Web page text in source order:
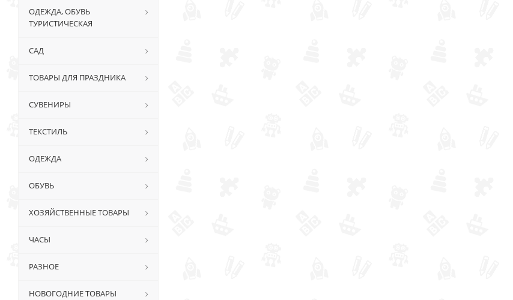
ОДЕЖДА, ОБУВЬ
ТУРИСТИЧЕСКАЯ
САД
ТОВАРЫ ДЛЯ ПРАЗДНИКА
СУВЕНИРЫ
ТЕКСТИЛЬ
ОДЕЖДА
ОБУВЬ
ХОЗЯЙСТВЕННЫЕ ТОВАРЫ
ЧАСЫ
РАЗНОЕ
НОВОГОДНИЕ ТОВАРЫ